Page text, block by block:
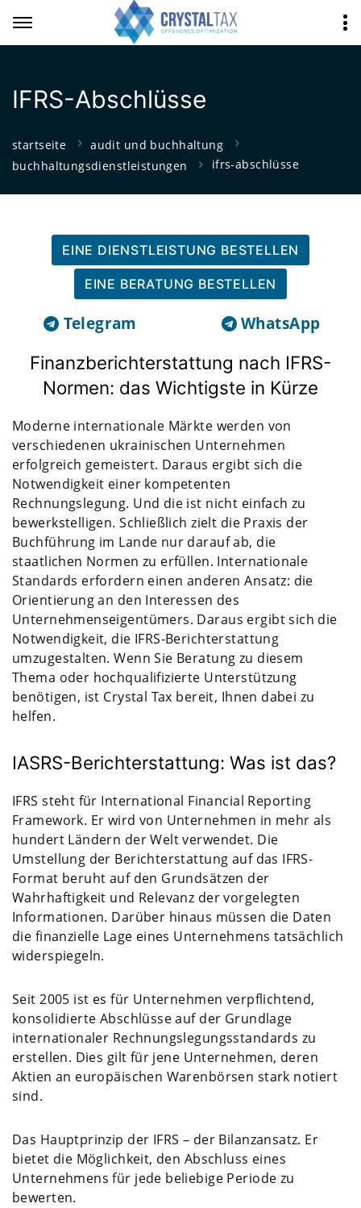
IFRS-Abschlüsse
startseite
audit und buchhaltung
buchhaltungsdienstleistungen
ifrs-abschlüsse
EINE DIENSTLEISTUNG BESTELLEN
EINE BERATUNG BESTELLEN
Telegram WhatsApp
Finanzberichterstattung nach IFRS-
Normen: das Wichtigste in Kürze
Moderne internationale Märkte werden von
verschiedenen ukrainischen Unternehmen
erfolgreich gemeistert. Daraus ergibt sich die
Notwendigkeit einer kompetenten
Rechnungslegung. Und die ist nicht einfach zu
bewerkstelligen. Schließlich zielt die Praxis der
Buchführung im Lande nur darauf ab, die
staatlichen Normen zu erfüllen. Internationale
Standards erfordern einen anderen Ansatz: die
Orientierung an den Interessen des
Unternehmenseigentümers. Daraus ergibt sich die
Notwendigkeit, die IFRS-Berichterstattung
umzugestalten. Wenn Sie Beratung zu diesem
Thema oder hochqualifizierte Unterstützung
benötigen, ist Crystal Tax bereit, Ihnen dabei zu
helfen.
IASRS-Berichterstattung: Was ist das?
IFRS steht für International Financial Reporting
Framework. Er wird von Unternehmen in mehr als
hundert Ländern der Welt verwendet. Die
Umstellung der Berichterstattung auf das IFRS-
Format beruht auf den Grundsätzen der
Wahrhaftigkeit und Relevanz der vorgelegten
Informationen. Darüber hinaus müssen die Daten
die finanzielle Lage eines Unternehmens tatsächlich
widerspiegeln.
Seit 2005 ist es für Unternehmen verpflichtend,
konsolidierte Abschlüsse auf der Grundlage
internationaler Rechnungslegungsstandards zu
erstellen. Dies gilt für jene Unternehmen, deren
Aktien an europäischen Warenbörsen stark notiert
sind.
Das Hauptprinzip der IFRS – der Bilanzansatz. Er
bietet die Möglichkeit, den Abschluss eines
Unternehmens für jede beliebige Periode zu
bewerten.